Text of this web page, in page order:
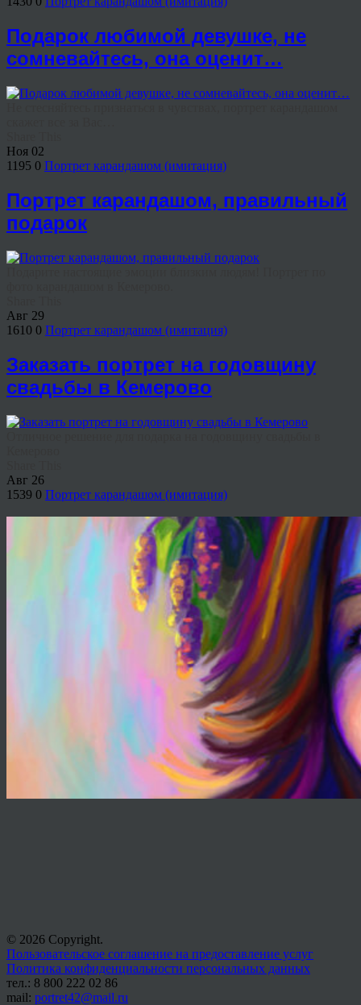
Подарок любимой девушке, не
сомневайтесь, она оценит…
Ноя 02
1195 0 Портрет карандашом (имитация)
Портрет карандашом, правильный
подарок
Авг 29
1610 0 Портрет карандашом (имитация)
Заказать портрет на годовщину
свадьбы в Кемерово
Авг 26
1539 0 Портрет карандашом (имитация)
© 2026 Copyright.
Пользовательское соглашение на предоставление услуг
Политика конфиденциальности персональных данных
тел.: 8 800 222 02 86
mail: portret42@mail.ru